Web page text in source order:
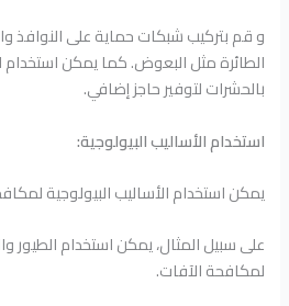
و قم بتركيب شبكات حماية على النوافذ
الطائرة مثل البعوض. كما يمكن استخدام
بالحشرات لتوفير حاجز إضافي.
استخدام الأساليب البيولوجية:
يمكن استخدام الأساليب البيولوجية
على سبيل المثال، يمكن استخدام الطيور
لمكافحة الآفات.